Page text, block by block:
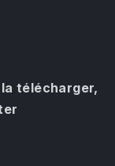
la télécharger,